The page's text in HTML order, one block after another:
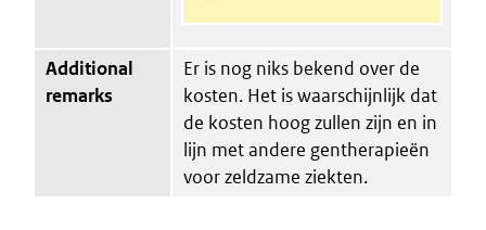
Additional
remarks
Er is nog niks bekend over de
kosten. Het is waarschijnlijk dat
de kosten hoog zullen zijn en in
lijn met andere gentherapieën
voor zeldzame ziekten.